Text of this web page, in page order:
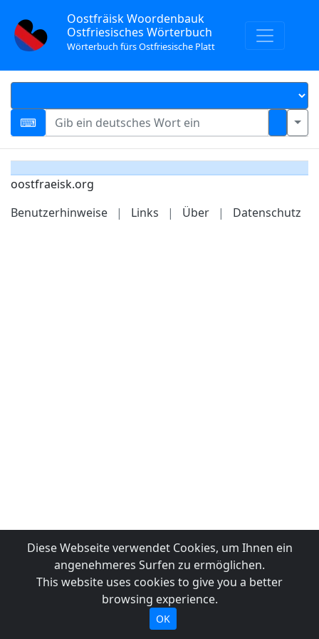
Oostfräisk Woordenbauk
Ostfriesisches Wörterbuch
Wörterbuch fürs Ostfriesische Platt
oostfraeisk.org
Benutzerhinweise
| Links | Über | Datenschutz
Diese Webseite verwendet Cookies, um Ihnen ein
angenehmeres Surfen zu ermöglichen.
This website uses cookies to give you a better
browsing experience.
OK